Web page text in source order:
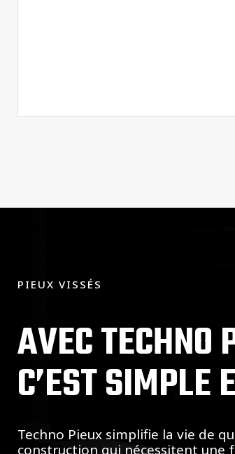
PIEUX VISSÉS
AVEC TECHNO
C’EST SIMPLE
Techno Pieux simplifie la vie de
construction qui nécessitent une